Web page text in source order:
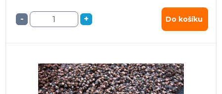
- + Do košíku